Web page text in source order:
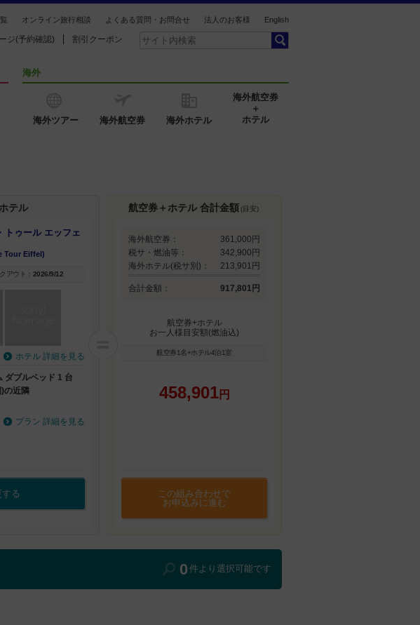
オンライン旅行相談 よくある質問・お問合せ 法人のお客様 English
ジ(予約確認) 割引クーポン
海外
海外ツアー 海外航空券 海外ホテル
海外航空券
＋
ホテル
テル
トゥール エッフェ
Tour Eiffel)
アウト： 2026/9/12
ホテル 詳細を見る
ダブルベッド 1 台
の近隣
プラン 詳細を見る
る
航空券＋ホテル 合計金額 (目安)
海外航空券：
361,000円
税サ・燃油等：
342,900円
海外ホテル(税サ別)：
213,901円
合計金額： 917,801円
航空券+ホテル
お一人様目安額(燃油込)
航空券1名+ホテル4泊1室
458,901円
この組み合わせで
お申込みに進む
0件より選択可能です